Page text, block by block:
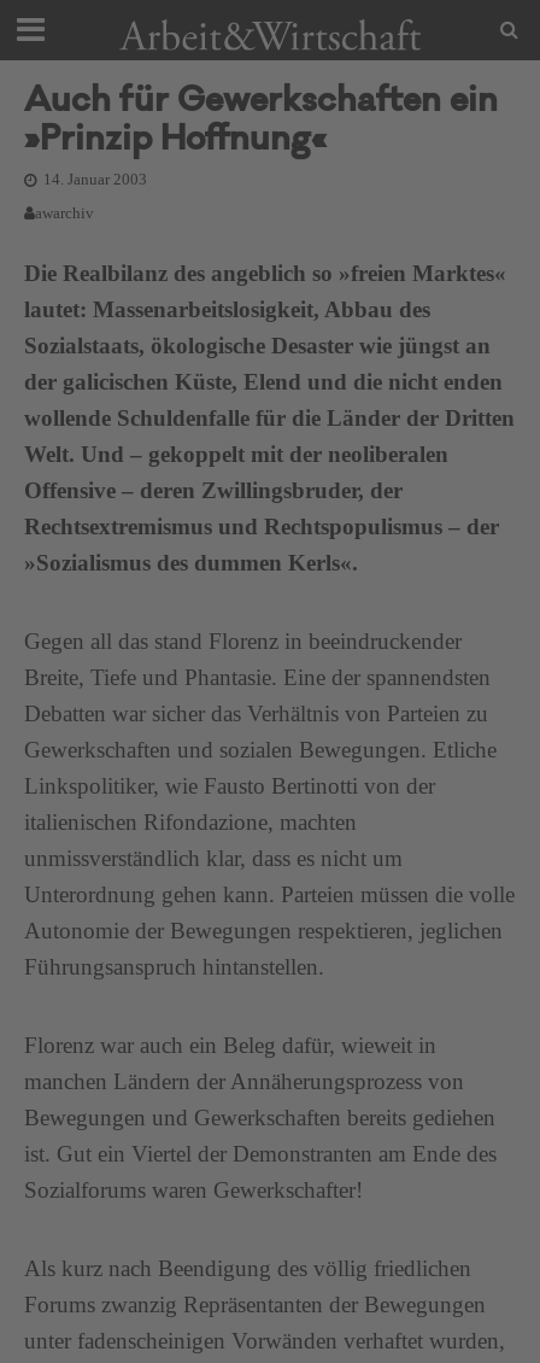
Auch für Gewerkschaften ein
»Prinzip Hoffnung«
14. Januar 2003
awarchiv
Die Realbilanz des angeblich so »freien Marktes«
lautet: Massenarbeitslosigkeit, Abbau des
Sozialstaats, ökologische Desaster wie jüngst an
der galicischen Küste, Elend und die nicht enden
wollende Schuldenfalle für die Länder der Dritten
Welt. Und – gekoppelt mit der neoliberalen
Offensive – deren Zwillingsbruder, der
Rechtsextremismus und Rechtspopulismus – der
»Sozialismus des dummen Kerls«.
Gegen all das stand Florenz in beeindruckender
Breite, Tiefe und Phantasie. Eine der spannendsten
Debatten war sicher das Verhältnis von Parteien zu
Gewerkschaften und sozialen Bewegungen. Etliche
Linkspolitiker, wie Fausto Bertinotti von der
italienischen Rifondazione, machten
unmissverständlich klar, dass es nicht um
Unterordnung gehen kann. Parteien müssen die volle
Autonomie der Bewegungen respektieren, jeglichen
Führungsanspruch hintanstellen.
Florenz war auch ein Beleg dafür, wieweit in
manchen Ländern der Annäherungsprozess von
Bewegungen und Gewerkschaften bereits gediehen
ist. Gut ein Viertel der Demonstranten am Ende des
Sozialforums waren Gewerkschafter!
Als kurz nach Beendigung des völlig friedlichen
Forums zwanzig Repräsentanten der Bewegungen
unter fadenscheinigen Vorwänden verhaftet wurden,